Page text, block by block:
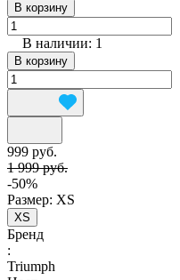
В корзину
В наличии: 1
В корзину
999 руб.
1 999 руб.
-50%
Размер: XS
XS
Бренд
:
Triumph